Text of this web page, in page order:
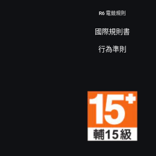
R6 電競規則
國際規則書
行為準則